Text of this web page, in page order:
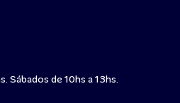
Sábados de 10hs a 13hs.